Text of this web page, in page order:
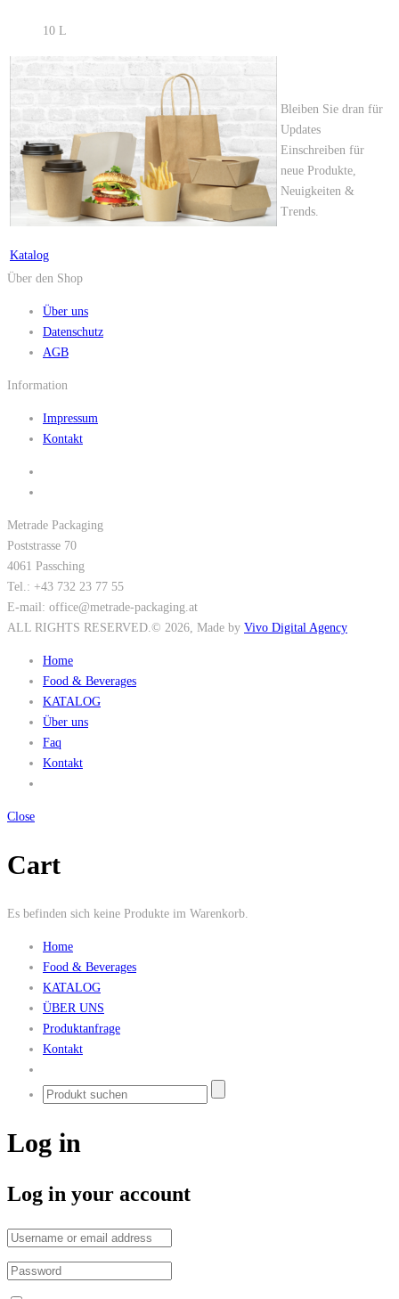
10 L
Katalog
Bleiben Sie dran für
Updates
Einschreiben für
neue Produkte,
Neuigkeiten &
Trends.
Über den Shop
Über uns
Datenschutz
AGB
Information
Impressum
Kontakt
Metrade Packaging
Poststrasse 70
4061 Passching
Tel.: +43 732 23 77 55
E-mail: office@metrade-packaging.at
ALL RIGHTS RESERVED.© 2026, Made by Vivo Digital Agency
Home
Food & Beverages
KATALOG
Über uns
Faq
Kontakt
Close
Cart
Es befinden sich keine Produkte im Warenkorb.
Home
Food & Beverages
KATALOG
ÜBER UNS
Produktanfrage
Kontakt
Log in
Log in your account